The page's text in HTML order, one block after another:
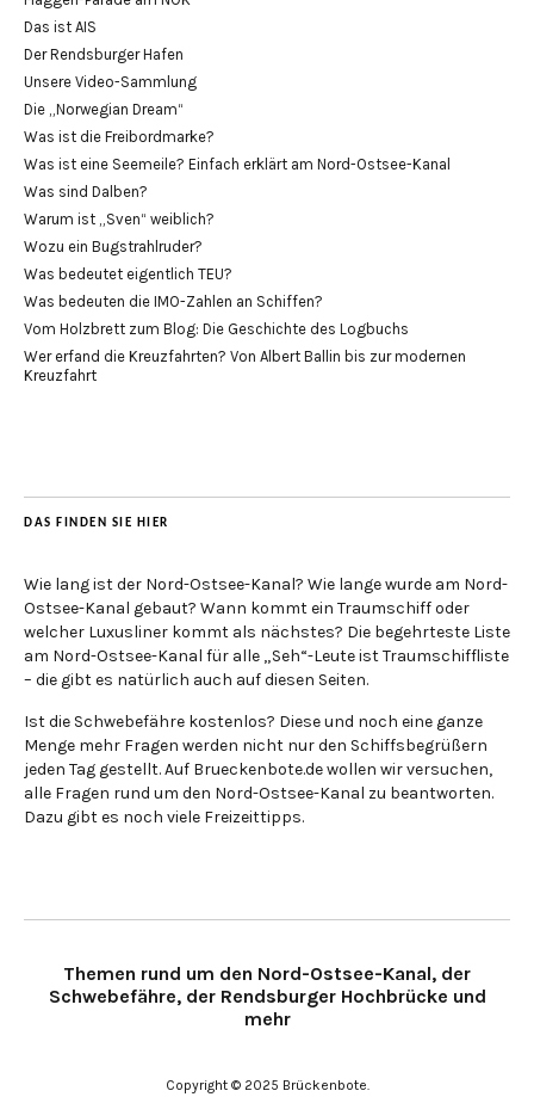
Das ist AIS
Der Rendsburger Hafen
Unsere Video-Sammlung
Die „Norwegian Dream“
Was ist die Freibordmarke?
Was ist eine Seemeile? Einfach erklärt am Nord-Ostsee-Kanal
Was sind Dalben?
Warum ist „Sven“ weiblich?
Wozu ein Bugstrahlruder?
Was bedeutet eigentlich TEU?
Was bedeuten die IMO-Zahlen an Schiffen?
Vom Holzbrett zum Blog: Die Geschichte des Logbuchs
Wer erfand die Kreuzfahrten? Von Albert Ballin bis zur modernen
Kreuzfahrt
DAS FINDEN SIE HIER
Wie lang ist der Nord-Ostsee-Kanal? Wie lange wurde am Nord-
Ostsee-Kanal gebaut? Wann kommt ein Traumschiff oder
welcher Luxusliner kommt als nächstes? Die begehrteste Liste
am Nord-Ostsee-Kanal für alle „Seh“-Leute ist Traumschiffliste
– die gibt es natürlich auch auf diesen Seiten.
Ist die Schwebefähre kostenlos? Diese und noch eine ganze
Menge mehr Fragen werden nicht nur den Schiffsbegrüßern
jeden Tag gestellt. Auf Brueckenbote.de wollen wir versuchen,
alle Fragen rund um den Nord-Ostsee-Kanal zu beantworten.
Dazu gibt es noch viele Freizeittipps.
Themen rund um den Nord-Ostsee-Kanal, der
Schwebefähre, der Rendsburger Hochbrücke und
mehr
Copyright © 2025 Brückenbote